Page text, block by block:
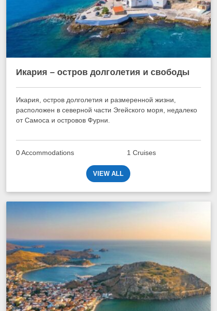
Икария – остров долголетия и свободы
Икария, остров долголетия и размеренной жизни,
расположен в северной части Эгейского моря, недалеко
от Самоса и островов Фурни.
0 Accommodations 1 Cruises
VIEW ALL